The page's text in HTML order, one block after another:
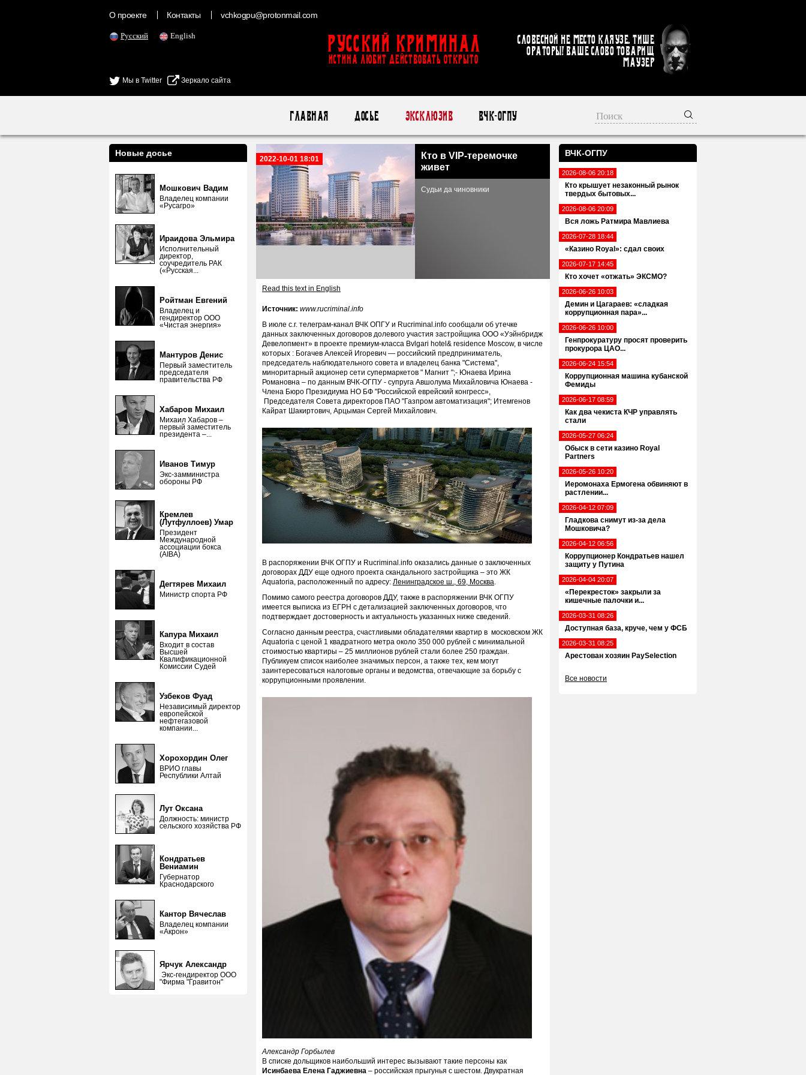
О проекте Контакты vchkogpu@protonmail.com
Русский English
Мы в Twitter Зеркало сайта
Русский Криминал
ИСТИНА ЛЮБИТ ДЕЙСТВОВАТЬ ОТКРЫТО
Словесной не место кляузе. Тише
ораторы! Ваше слово товарищ
Маузер
Главная Досье Эксклюзив ВЧК-ОГПУ
ВЧК-ОГПУ
2026-08-06 20:18
Кто крышует незаконный рынок
твердых бытовых...
2026-08-06 20:09
Вся ложь Ратмира Мавлиева
2026-07-28 18:44
«Казино Royal»: сдал своих
2026-07-17 14:45
Кто хочет «отжать» ЭКСМО?
2026-06-26 10:03
Демин и Цагараев: «сладкая
коррупционная пара»...
2026-06-26 10:00
Генпрокуратуру просят проверить
прокурора ЦАО...
2026-06-24 15:54
Коррупционная машина кубанской
Фемиды
2026-06-17 08:59
Как два чекиста КЧР управлять
стали
2026-05-27 06:24
Обыск в сети казино Royal
Partners
2026-05-26 10:20
Иеромонаха Ермогена обвиняют в
растлении...
2026-04-12 07:09
Гладкова снимут из-за дела
Мошковича?
2026-04-12 06:56
Коррупционер Кондратьев нашел
защиту у Путина
2026-04-04 20:07
«Перекресток» закрыли за
кишечные палочки и...
2026-03-31 08:26
Доступная база, круче, чем у ФСБ
2026-03-31 08:25
Арестован хозяин PaySelection
Все новости
Новые досье
Мошкович Вадим
Владелец компании
«Русагро»
Ираидова Эльмира
Исполнительный
директор,
соучредитель РАК
(«Русская...
Ройтман Евгений
Владелец и
гендиректор ООО
«Чистая энергия»
Мантуров Денис
Первый заместитель
председателя
правительства РФ
Хабаров Михаил
Михаил Хабаров –
первый заместитель
президента –...
Иванов Тимур
Экс-замминистра
обороны РФ
Кремлев
(Лутфуллоев) Умар
Президент
Международной
ассоциации бокса
(AIBA)
Дегтярев Михаил
Министр спорта РФ
Капура Михаил
Входит в состав
Высшей
Квалификационной
Комиссии Судей
Узбеков Фуад
Независимый директор
европейской
нефтегазовой
компании...
Хорохордин Олег
ВРИО главы
Республики Алтай
Лут Оксана
Должность: министр
сельского хозяйства РФ
Кондратьев
Вениамин
Губернатор
Краснодарского
Кантор Вячеслав
Владелец компании
«Акрон»
Ярчук Александр
Экс-гендиректор ООО
"Фирма "Гравитон"
2022-10-01 18:01
Кто в VIP-теремочке
живет
Судьи да чиновники
Read this text in English
Источник: www.rucriminal.info
В июле с.г. телеграм-канал ВЧК ОПГУ и Rucriminal.info сообщали об утечке
данных заключенных договоров долевого участия застройщика ООО «Уэйнбридж
Девелопмент» в проекте премиум-класса Bvlgari hotel& residence Moscow, в числе
которых : Богачев Алексей Игоревич — российский предприниматель,
председатель наблюдательного совета и владелец банка "Система",
миноритарный акционер сети супермаркетов " Магнит ";- Юнаева Ирина
Романовна – по данным ВЧК-ОГПУ - супруга Авшолума Михайловича Юнаева -
Члена Бюро Президиума НО БФ "Российской еврейский конгресс»,
Председателя Совета директоров ПАО "Газпром автоматизация"; Итемгенов
Кайрат Шакиртович, Арцыман Сергей Михайлович.
В распоряжении ВЧК ОГПУ и Rucriminal.info оказались данные о заключенных
договорах ДДУ еще одного проекта скандального застройщика – это ЖК
Aquatoria, расположенный по адресу: Ленинградское ш., 69, Москва.
Помимо самого реестра договоров ДДУ, также в распоряжении ВЧК ОГПУ
имеется выписка из ЕГРН с детализацией заключенных договоров, что
подтверждает достоверность и актуальность указанных ниже сведений.
Согласно данным реестра, счастливыми обладателями квартир в московском ЖК
Aquatoria с ценой 1 квадратного метра около 350 000 рублей с минимальной
стоимостью квартиры – 25 миллионов рублей стали более 250 граждан.
Публикуем список наиболее значимых персон, а также тех, кем могут
заинтересоваться налоговые органы и ведомства, отвечающие за борьбу с
коррупционными проявлении.
Александр Горбылев
В списке дольщиков наибольший интерес вызывают такие персоны как
Исинбаева Елена Гаджиевна – российская прыгунья с шестом. Двукратная